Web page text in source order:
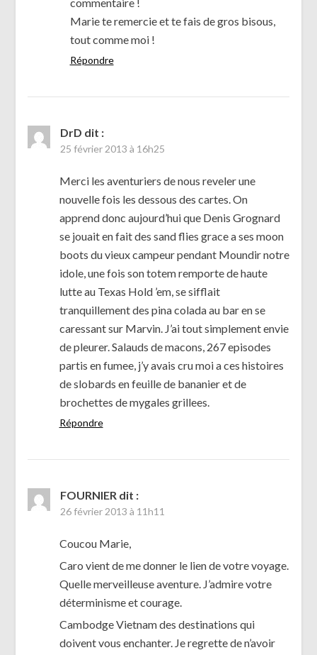
commentaire !
Marie te remercie et te fais de gros bisous,
tout comme moi !
Répondre
DrD dit :
25 février 2013 à 16h25
Merci les aventuriers de nous reveler une
nouvelle fois les dessous des cartes. On
apprend donc aujourd’hui que Denis Grognard
se jouait en fait des sand flies grace a ses moon
boots du vieux campeur pendant Moundir notre
idole, une fois son totem remporte de haute
lutte au Texas Hold ’em, se sifflait
tranquillement des pina colada au bar en se
caressant sur Marvin. J’ai tout simplement envie
de pleurer. Salauds de macons, 267 episodes
partis en fumee, j’y avais cru moi a ces histoires
de slobards en feuille de bananier et de
brochettes de mygales grillees.
Répondre
FOURNIER dit :
26 février 2013 à 11h11
Coucou Marie,
Caro vient de me donner le lien de votre voyage.
Quelle merveilleuse aventure. J’admire votre
déterminisme et courage.
Cambodge Vietnam des destinations qui
doivent vous enchanter. Je regrette de n’avoir